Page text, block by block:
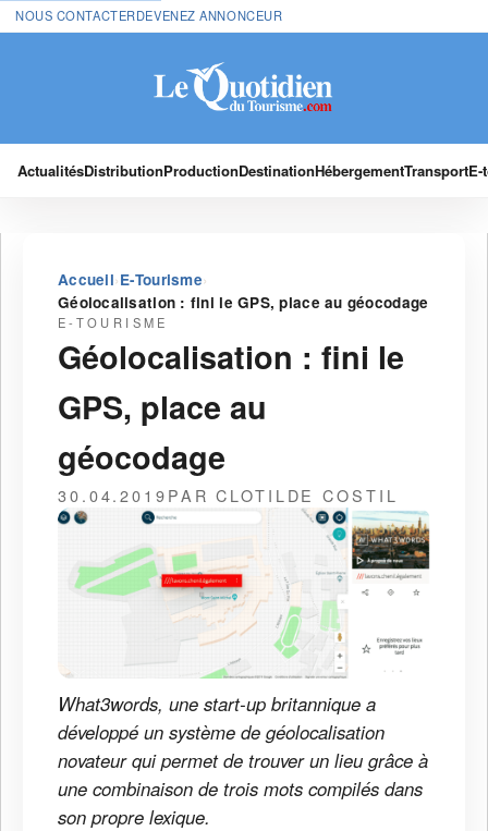
NOUS CONTACTERDEVENEZ ANNONCEUR
ActualitésDistributionProductionDestinationHébergementTransport
Accueil›E-Tourisme›
Géolocalisation : fini le GPS, place au géocodage
E-TOURISME
Géolocalisation : fini le
GPS, place au
géocodage
30.04.2019PAR CLOTILDE COSTIL
What3words, une start-up britannique a
développé un système de géolocalisation
novateur qui permet de trouver un lieu grâce à
une combinaison de trois mots compilés dans
son propre lexique.